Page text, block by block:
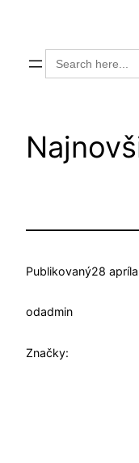
obsah Search
for:
Publikovaný28
odadmin
Značky: